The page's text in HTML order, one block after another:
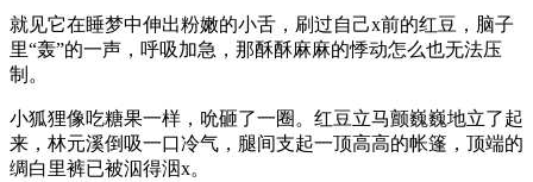
就见它在睡梦中伸出粉嫩的小舌，刷过自己x前的红豆，脑子
里“轰”的一声，呼吸加急，那酥酥麻麻的悸动怎么也无法压
制。
小狐狸像吃糖果一样，吮砸了一圈。红豆立马颤巍巍地立了起
来，林元溪倒吸一口冷气，腿间支起一顶高高的帐篷，顶端的
绸白里裤已被泅得洇x。